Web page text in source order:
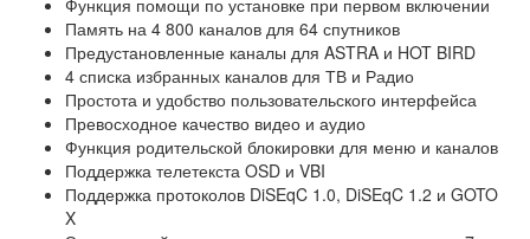
Функция помощи по установке при первом включении
Память на 4 800 каналов для 64 спутников
Предустановленные каналы для ASTRA и HOT BIRD
4 списка избранных каналов для ТВ и Радио
Простота и удобство пользовательского интерфейса
Превосходное качество видео и аудио
Функция родительской блокировки для меню и каналов
Поддержка телетекста OSD и VBI
Поддержка протоколов DiSEqC 1.0, DiSEqC 1.2 и GOTO
X